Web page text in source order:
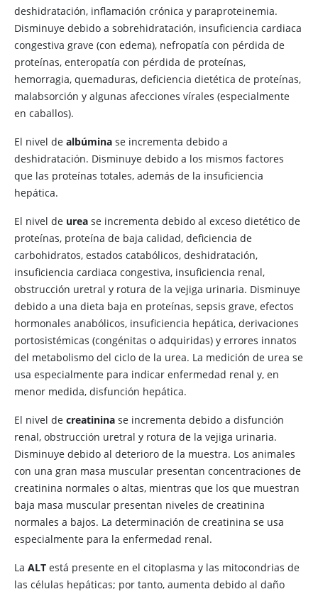
deshidratación, inflamación crónica y paraproteinemia.
Disminuye debido a sobrehidratación, insuficiencia cardiaca
congestiva grave (con edema), nefropatía con pérdida de
proteínas, enteropatía con pérdida de proteínas,
hemorragia, quemaduras, deficiencia dietética de proteínas,
malabsorción y algunas afecciones vírales (especialmente
en caballos).
El nivel de albúmina se incrementa debido a
deshidratación. Disminuye debido a los mismos factores
que las proteínas totales, además de la insuficiencia
hepática.
El nivel de urea se incrementa debido al exceso dietético de
proteínas, proteína de baja calidad, deficiencia de
carbohidratos, estados catabólicos, deshidratación,
insuficiencia cardiaca congestiva, insuficiencia renal,
obstrucción uretral y rotura de la vejiga urinaria. Disminuye
debido a una dieta baja en proteínas, sepsis grave, efectos
hormonales anabólicos, insuficiencia hepática, derivaciones
portosistémicas (congénitas o adquiridas) y errores innatos
del metabolismo del ciclo de la urea. La medición de urea se
usa especialmente para indicar enfermedad renal y, en
menor medida, disfunción hepática.
El nivel de creatinina se incrementa debido a disfunción
renal, obstrucción uretral y rotura de la vejiga urinaria.
Disminuye debido al deterioro de la muestra. Los animales
con una gran masa muscular presentan concentraciones de
creatinina normales o altas, mientras que los que muestran
baja masa muscular presentan niveles de creatinina
normales a bajos. La determinación de creatinina se usa
especialmente para la enfermedad renal.
La ALT está presente en el citoplasma y las mitocondrias de
las células hepáticas; por tanto, aumenta debido al daño